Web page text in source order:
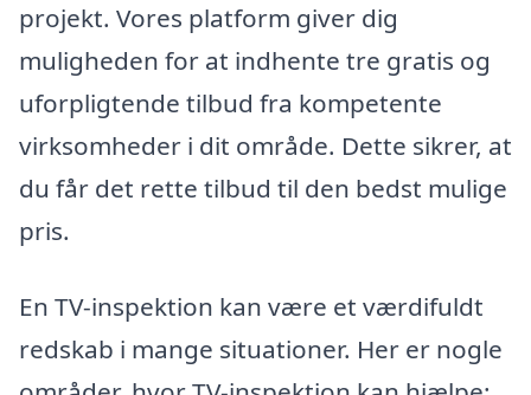
projekt. Vores platform giver dig
muligheden for at indhente tre gratis og
uforpligtende tilbud fra kompetente
virksomheder i dit område. Dette sikrer, at
du får det rette tilbud til den bedst mulige
pris.
En TV-inspektion kan være et værdifuldt
redskab i mange situationer. Her er nogle